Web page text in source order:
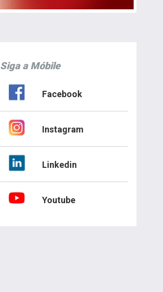
Siga a Móbile
Facebook
Instagram
Linkedin
Youtube